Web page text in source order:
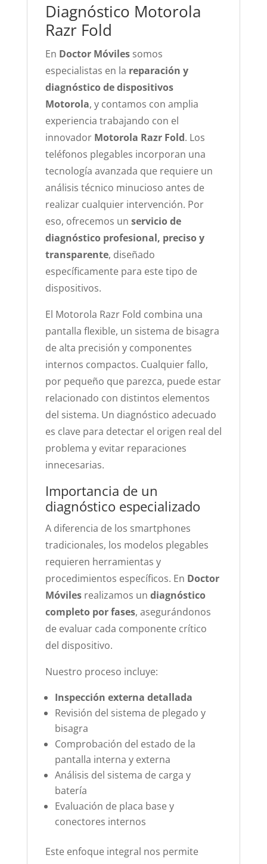
Diagnóstico Motorola
Razr Fold
En Doctor Móvilessomos
especialistas en la reparación y
diagnóstico de dispositivos
Motorola, y contamos con amplia
experiencia trabajando con el
innovador Motorola Razr Fold. Los
teléfonos plegables incorporan una
tecnología avanzada que requiere un
análisis técnico minucioso antes de
realizar cualquier intervención. Por
eso, ofrecemos un servicio de
diagnóstico profesional, preciso y
transparente, diseñado
específicamente para este tipo de
dispositivos.
El Motorola Razr Fold combina una
pantalla flexible, un sistema de bisagra
de alta precisión y componentes
internos compactos. Cualquier fallo,
por pequeño que parezca, puede estar
relacionado con distintos elementos
del sistema. Un diagnóstico adecuado
es clave para detectar el origen real del
problema y evitar reparaciones
innecesarias.
Importancia de un
diagnóstico especializado
A diferencia de los smartphones
tradicionales, los modelos plegables
requieren herramientas y
procedimientos específicos. En Doctor
Móvilesrealizamos un diagnóstico
completo por fases, asegurándonos
de evaluar cada componente crítico
del dispositivo.
Nuestro proceso incluye:
Inspección externa detallada
Revisión del sistema de plegado y
bisagra
Comprobación del estado de la
pantalla interna y externa
Análisis del sistema de carga y
batería
Evaluación de placa base y
conectores internos
Este enfoque integral nos permite